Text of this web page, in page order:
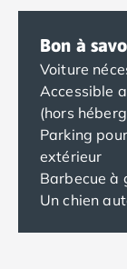
Bon à
Voiture
Accessible
(hors
Parking
extérieur
Barbecue à
Un chien